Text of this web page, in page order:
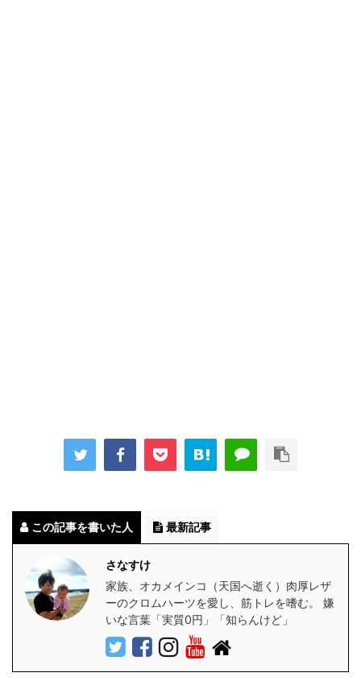
この記事を書いた人 最新記事
さなすけ
家族、オカメインコ（天国へ逝く）肉厚レザ
ーのクロムハーツを愛し、筋トレを嗜む。 嫌
いな言葉「実質0円」「知らんけど」